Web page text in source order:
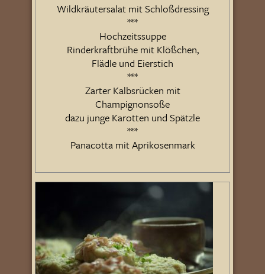
Wildkräutersalat mit Schloßdressing
***
Hochzeitssuppe
Rinderkraftbrühe mit Klößchen,
Flädle und Eierstich
***
Zarter Kalbsrücken mit
Champignonsoße
dazu junge Karotten und Spätzle
***
Panacotta mit Aprikosenmark